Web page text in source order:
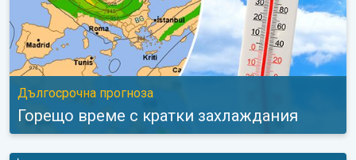
Дългосрочна прогноза
Горещо време с кратки захлаждания